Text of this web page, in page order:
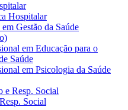
Hospitalar
Gestão da Saúde
em Educação para o
Saúde
em Psicologia da Saúde
e Resp. Social
Social